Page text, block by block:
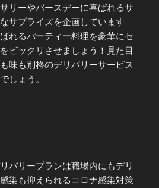
リーやバースデーに喜ばれるサ
サプライズを企画しています
れるパーティー料理を豪華にセ
ビックリさせましょう！見た目
味も別格のデリバリーサービス
しょう。
バリープランは職場内にもデリ
染も抑えられるコロナ感染対策